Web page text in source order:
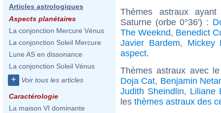
Articles astrologiques
Aspects planétaires
La conjonction Mercure Vénus
La conjonction Soleil Mercure
Lune AS en dissonance
La conjonction Soleil Vénus
+ Voir tous les articles
Caractérologie
La maison VI dominante
Thèmes astraux
Saturne (orbe 0°36') :
The Weeknd, Benedict
Javier Bardem, Mickey
aspect.
Thèmes astraux avec
Doja Cat, Benjamin
Judith Sheindlin, Liliane
les thèmes astraux des